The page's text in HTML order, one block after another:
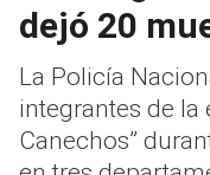
dejó 20
La Policía
integrantes de la
Canechos”